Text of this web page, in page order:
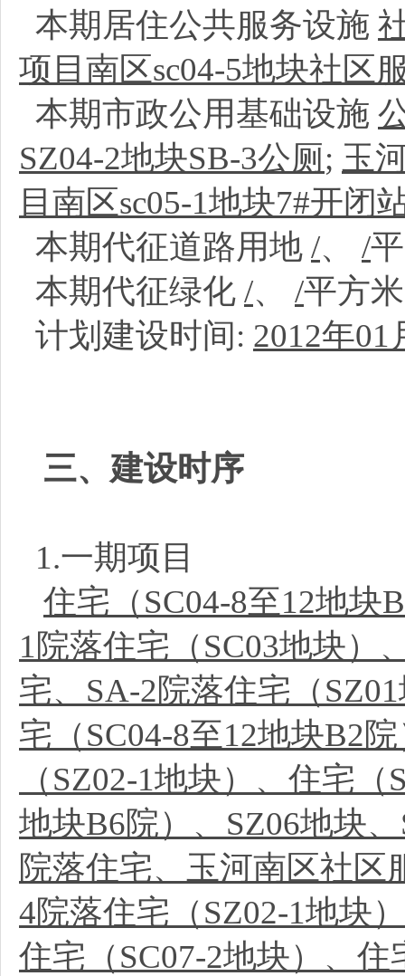
本期居住公共服务设施
项目南区sc04-5地块社区
本期市政公用基础设施
SZ04-2地块SB-3公厕; 玉
目南区sc05-1地块7#开闭
本期代征道路用地 /、 /
本期代征绿化 /、 /平方
计划建设时间: 2012年01
三、建设时序
1.一期项目
住宅（SC04-8至12地块
1院落住宅（SC03地块）
宅、SA-2院落住宅（
宅（SC04-8至12地块B2
（SZ02-1地块）、住宅
地块B6院）、SZ06地块
院落住宅、玉河南区社区
4院落住宅（SZ02-1地块
住宅（SC07-2地块）、